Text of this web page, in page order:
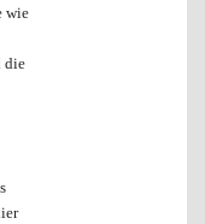
wie
die